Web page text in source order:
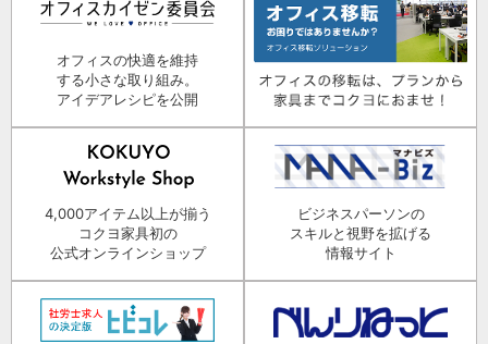
オフィスの快適を維持
する小さな取り組み。
アイデアレシピを公開
4,000アイテム以上が揃う
コクヨ家具初の
公式オンラインショップ
ビジネスパーソンの
スキルと視野を拡げる
情報サイト